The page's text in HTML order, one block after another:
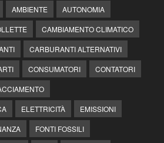
AMBIENTE
AUTONOMIA
CAMBIAMENTO CLIMATICO
CARBURANTI ALTERNATIVI
CONSUMATORI
CONTATORI
ELETTRICITÀ
EMISSIONI
FONTI FOSSILI